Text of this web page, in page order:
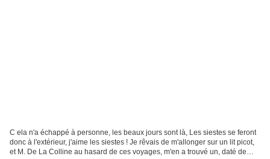
C ela n'a échappé à personne, les beaux jours sont là, Les siestes se feront
donc à l'extérieur, j'aime les siestes ! Je rêvais de m'allonger sur un lit picot,
et M. De La Colline au hasard de ces voyages, m'en a trouvé un, daté de